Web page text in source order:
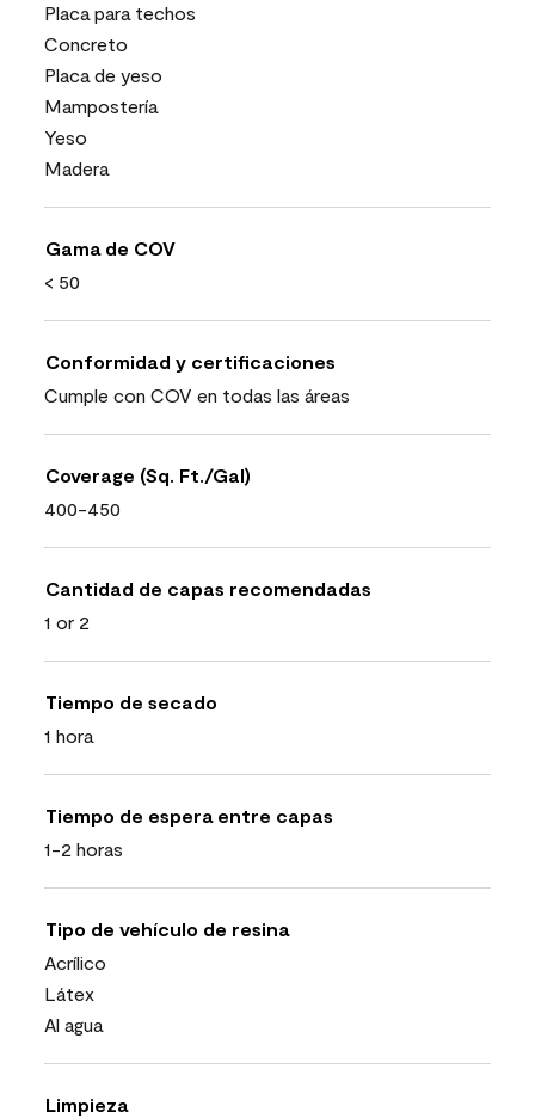
Placa para techos
Concreto
Placa de yeso
Mampostería
Yeso
Madera
Gama de COV
< 50
Conformidad y certificaciones
Cumple con COV en todas las áreas
Coverage (Sq. Ft./Gal)
400-450
Cantidad de capas recomendadas
1 or 2
Tiempo de secado
1 hora
Tiempo de espera entre capas
1-2 horas
Tipo de vehículo de resina
Acrílico
Látex
Al agua
Limpieza